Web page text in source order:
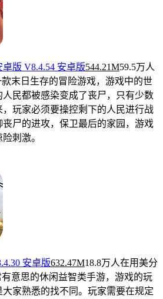
版 V8.4.54 安卓版544.21M59.5万人
末日生存的冒险游戏，游戏中的世
人民都被感染变成了丧尸，只有少数
，玩家必须要操控剩下的人民进行战
丧尸的进攻，保卫最后的家园，游戏
刺激。
安卓版632.47M18.8万人在用美分
意思的休闲益智类手游，游戏的玩
家熟悉的找不同。玩家需要在规定